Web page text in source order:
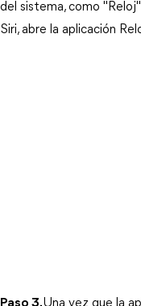
del sistema, como
Siri, abre la aplicación